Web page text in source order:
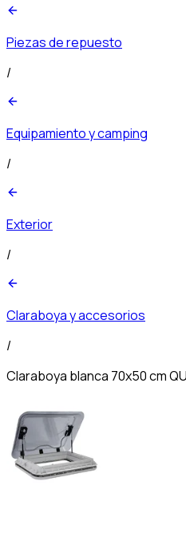
Piezas de repuesto
/
Equipamiento y camping
/
Exterior
/
Claraboya y accesorios
/
Claraboya blanca 70x50 cm